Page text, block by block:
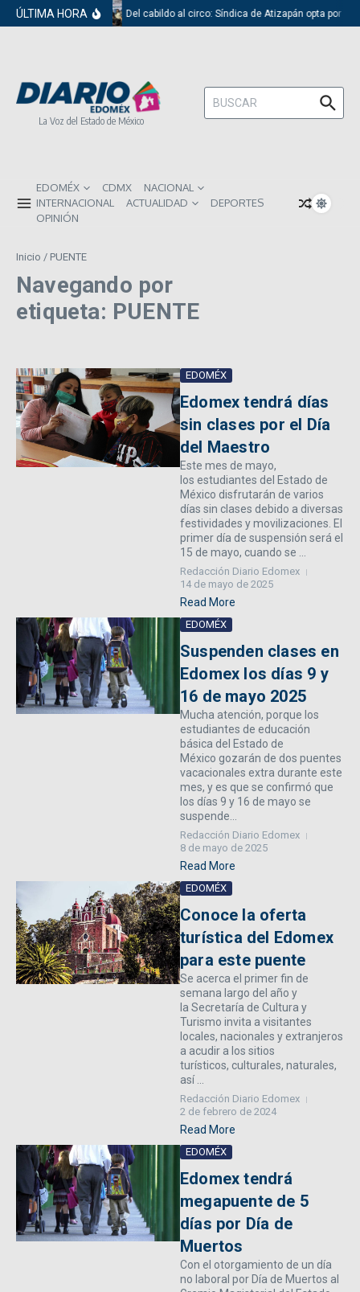
Saltar al contenido
ÚLTIMA HORA Del cabildo al circo: Síndica de Atizapán opta por el
La Voz del Estado de México
Buscar:
EDOMÉX CDMX
NACIONAL
INTERNACIONAL
ACTUALIDAD
DEPORTES
OPINIÓN
Inicio / PUENTE
Navegando por
etiqueta: PUENTE
EDOMÉX
Edomex tendrá días
sin clases por el Día
del Maestro
Este mes de mayo,
los estudiantes del Estado de
México disfrutarán de varios
días sin clases debido a diversas
festividades y movilizaciones. El
primer día de suspensión será el
15 de mayo, cuando se ...
Redacción Diario Edomex
14 de mayo de 2025
Read More
EDOMÉX
Suspenden clases en
Edomex los días 9 y
16 de mayo 2025
Mucha atención, porque los
estudiantes de educación
básica del Estado de
México gozarán de dos puentes
vacacionales extra durante este
mes, y es que se confirmó que
los días 9 y 16 de mayo se
suspende...
Redacción Diario Edomex
8 de mayo de 2025
Read More
EDOMÉX
Conoce la oferta
turística del Edomex
para este puente
Se acerca el primer fin de
semana largo del año y
la Secretaría de Cultura y
Turismo invita a visitantes
locales, nacionales y extranjeros
a acudir a los sitios
turísticos, culturales, naturales,
así ...
Redacción Diario Edomex
2 de febrero de 2024
Read More
EDOMÉX
Edomex tendrá
megapuente de 5
días por Día de
Muertos
Con el otorgamiento de un día
no laboral por Día de Muertos al